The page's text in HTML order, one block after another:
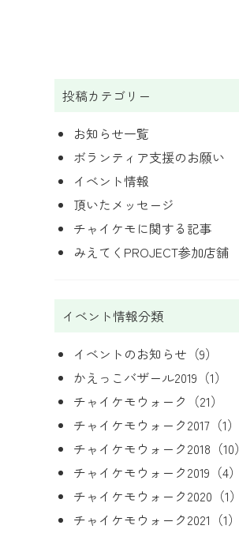
投稿カテゴリー
お知らせ一覧
ボランティア支援のお願い
イベント情報
頂いたメッセージ
チャイケモに関する記事
みえてくPROJECT参加店舗
イベント情報分類
イベントのお知らせ （9）
かえっこバザール2019 （1）
チャイケモウォーク （21）
チャイケモウォーク2017（1）
チャイケモウォーク2018 （10）
チャイケモウォーク2019 （4）
チャイケモウォーク2020 （1）
チャイケモウォーク2021 （1）